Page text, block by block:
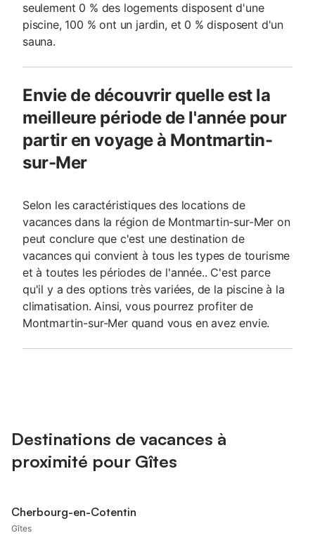
seulement 0 % des logements disposent d'une
piscine, 100 % ont un jardin, et 0 % disposent d'un
sauna.
Envie de découvrir quelle est la
meilleure période de l'année pour
partir en voyage à Montmartin-
sur-Mer
Selon les caractéristiques des locations de
vacances dans la région de Montmartin-sur-Mer on
peut conclure que c'est une destination de
vacances qui convient à tous les types de tourisme
et à toutes les périodes de l'année.. C'est parce
qu'il y a des options très variées, de la piscine à la
climatisation. Ainsi, vous pourrez profiter de
Montmartin-sur-Mer quand vous en avez envie.
Destinations de vacances à
proximité pour Gîtes
Cherbourg-en-Cotentin
Gîtes